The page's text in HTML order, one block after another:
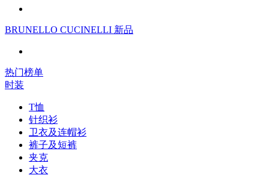
BRUNELLO CUCINELLI 新品
热门榜单
时装
T恤
针织衫
卫衣及连帽衫
裤子及短裤
夹克
大衣